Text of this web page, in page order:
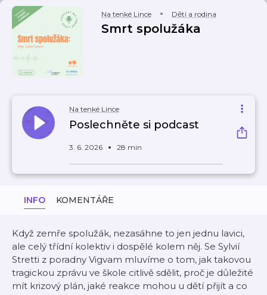
Na tenké Lince Děti a rodina
Smrt spolužáka
Na tenké Lince
Poslechněte si podcast
3. 6. 2026 28 min
INFO KOMENTÁŘE
Když zemře spolužák, nezasáhne to jen jednu lavici,
ale celý třídní kolektiv i dospělé kolem něj. Se Sylvií
Stretti z poradny Vigvam mluvíme o tom, jak takovou
tragickou zprávu ve škole citlivě sdělit, proč je důležité
mít krizový plán, jaké reakce mohou u dětí přijít a co